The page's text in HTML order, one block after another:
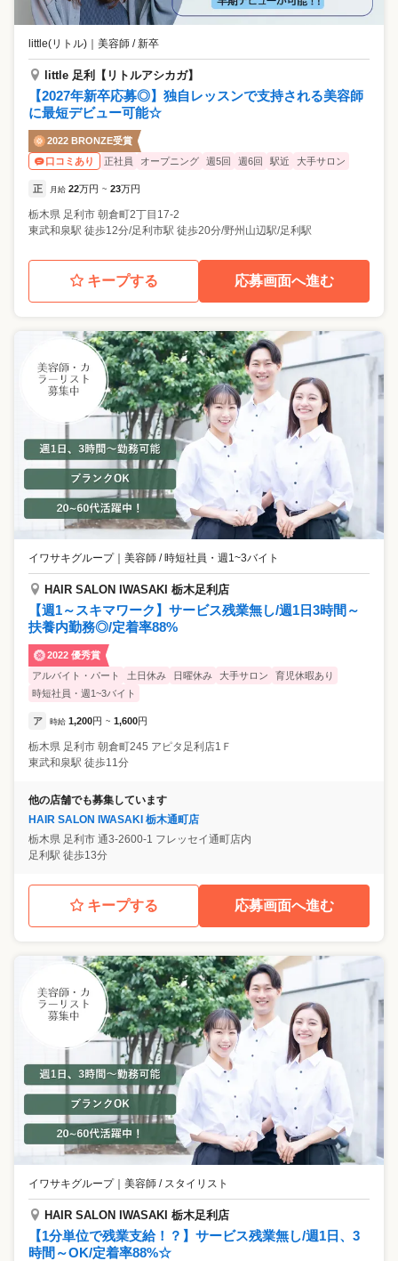
little(リトル) 美容師 / 新卒
little 足利【リトルアシカガ】
【2027年新卒応募◎】独自レッスンで支持される美容師
に最短デビュー可能☆
2022 BRONZE受賞
口コミあり
正社員 オープニング 週5回 週6回 駅近 大手サロン
正 月給 22万円 ~ 23万円
栃木県 足利市 朝倉町2丁目17-2
東武和泉駅 徒歩12分/足利市駅 徒歩20分/野州山辺駅/足利駅
キープする 応募画面へ進む
イワサキグループ｜ 美容師 / 時短社員・週1~3バイト
HAIR SALON IWASAKI 栃木足利店
【週1～スキマワーク】サービス残業無し/週1日3時間～
扶養内勤務◎/定着率88%
2022 優秀賞
アルバイト・パート
土日休み 日曜休み 大手サロン
育児休暇あり
時短社員・週1~3バイト
ア 時給 1,200円 ~ 1,600円
栃木県 足利市 朝倉町245 アピタ足利店1Ｆ
東武和泉駅 徒歩11分
他の店舗でも募集しています
HAIR SALON IWASAKI 栃木通町店
栃木県 足利市 通3-2600-1 フレッセイ通町店内
足利駅 徒歩13分
キープする 応募画面へ進む
イワサキグループ｜ 美容師 / スタイリスト
HAIR SALON IWASAKI 栃木足利店
【1分単位で残業支給！？】サービス残業無し/週1日、3
時間～OK/定着率88%☆